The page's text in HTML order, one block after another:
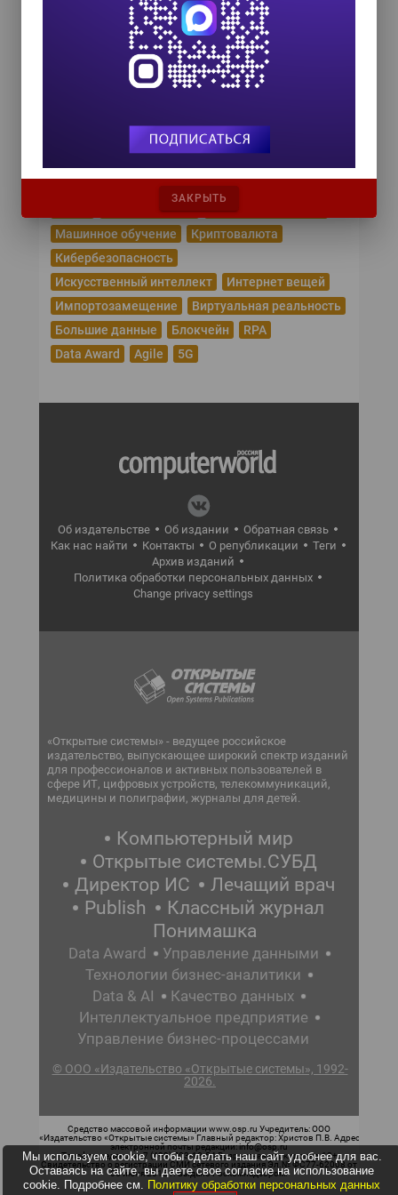
COMPENSATION & BENEFITS FORUM
RUSSIA 2026
15 октября 2026
Популярные теги
Цифровая трансформация
Удаленная работа
Робототехника
Облачные сервисы
Машинное обучение
Криптовалюта
Кибербезопасность
Искусственный интеллект
Интернет вещей
Импортозамещение
Виртуальная реальность
Большие данные
Блокчейн
RPA
Data Award
Agile 5G
Об издательстве Об издании
Обратная связь
Как нас найти
Контакты О републикации
Теги
Архив изданий
Политика обработки персональных данных
Change privacy settings
«Открытые системы» - ведущее российское
издательство, выпускающее широкий спектр изданий
для профессионалов и активных пользователей в
сфере ИТ, цифровых устройств, телекоммуникаций,
медицины и полиграфии, журналы для детей.
Компьютерный мир
Открытые системы.СУБД
Директор ИС
Лечащий врач
Publish
Классный журнал
Понимашка
Data Award
Управление данными
Технологии бизнес-аналитики
Data & AI
Качество данных
Интеллектуальное предприятие
Управление бизнес-процессами
© ООО «Издательство «Открытые системы», 1992-
2026.
Средство массовой информации www.osp.ru Учредитель: ООО
«Издательство «Открытые системы» Главный редактор: Христов П.В. Адрес
электронной почты редакции: info@osp.ru
Телефон редакции: 7 (499) 703-18-54 Возрастная маркировка: 12+
Свидетельство о регистрации СМИ сетевого издания Эл.№ ФС77-62008 от
05 июня 2015 г. выдано Роскомнадзором.
Мы используем cookie, чтобы сделать наш сайт удобнее для вас.
Оставаясь на сайте, вы даете свое согласие на использование
cookie. Подробнее см. Политику обработки персональных данных
ЗАКРЫТЬ